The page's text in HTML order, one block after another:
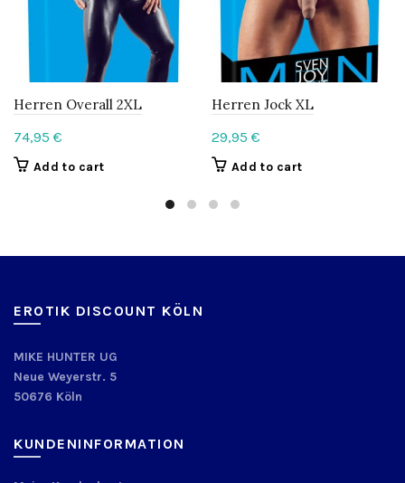
Herren Overall 2XL
74,95 €
Add to cart
Herren Jock XL
29,95 €
Add to cart
EROTIK DISCOUNT KÖLN
MIKE HUNTER UG
Neue Weyerstr. 5
50676 Köln
KUNDENINFORMATION